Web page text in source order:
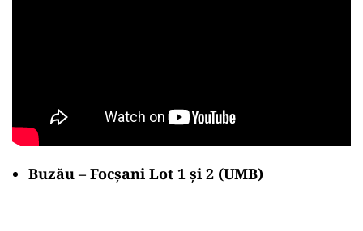
Buzău – Focșani Lot 1 și 2 (UMB)